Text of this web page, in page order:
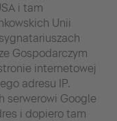
i tam
Unii
Gospodarczym
internetowej
adresu IP.
serwerowi Google
i dopiero tam